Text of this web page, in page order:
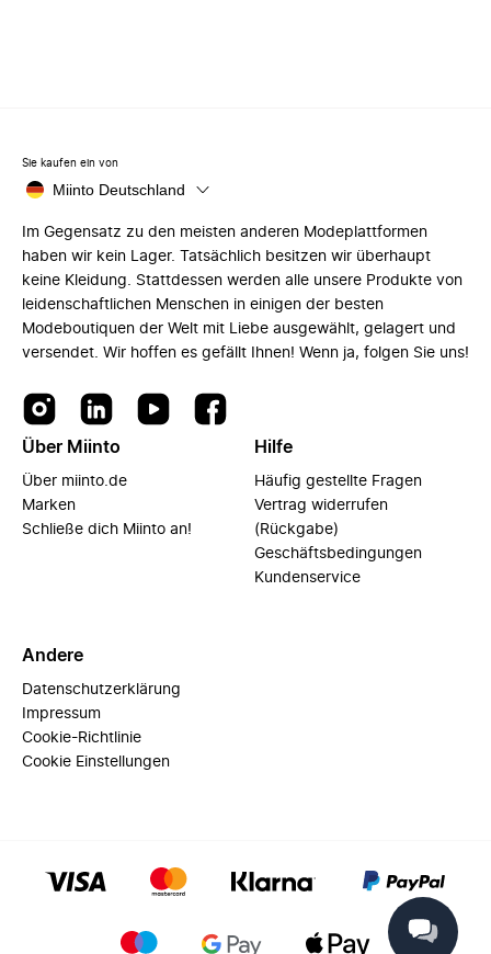
Sie kaufen ein von
Miinto Deutschland
Im Gegensatz zu den meisten anderen Modeplattformen
haben wir kein Lager. Tatsächlich besitzen wir überhaupt
keine Kleidung. Stattdessen werden alle unsere Produkte von
leidenschaftlichen Menschen in einigen der besten
Modeboutiquen der Welt mit Liebe ausgewählt, gelagert und
versendet. Wir hoffen es gefällt Ihnen! Wenn ja, folgen Sie uns!
Über Miinto
Über miinto.de
Marken
Schließe dich Miinto an!
Hilfe
Häufig gestellte Fragen
Vertrag widerrufen
(Rückgabe)
Geschäftsbedingungen
Kundenservice
Andere
Datenschutzerklärung
Impressum
Cookie-Richtlinie
Cookie Einstellungen